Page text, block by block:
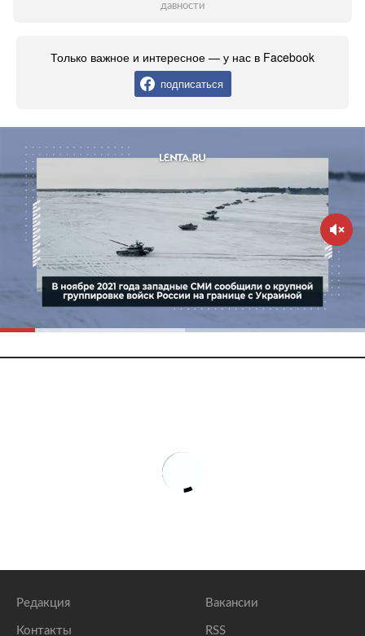
давности
Только важное и интересное — у нас в Facebook
подписаться
Редакция
Контакты
Вакансии
RSS